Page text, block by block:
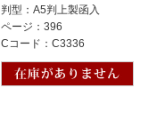
判型：A5判上製函入
ページ：396
Cコード：C3336